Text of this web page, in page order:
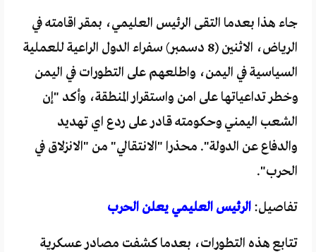
جاء هذا بعدما التقى الرئيس العليمي، بمقر اقامته في
الرياض، الاثنين (8 دسمبر) سفراء الدول الراعية للعملية
السياسية في اليمن، واطلعهم على التطورات في اليمن
وخطر تداعياتها على امن واستقرار المنطقة، وأكد "إن
الشعب اليمني وحكومته قادر على ردع اي تهديد
والدفاع عن الدولة". محذرا "الانتقالي" من "الانزلاق في
الحرب".
تفاصيل: الرئيس العليمي يعلن الحرب
تتابع هذه التطورات، بعدما كشفت مصادر عسكرية